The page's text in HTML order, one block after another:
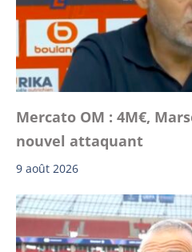
Mercato OM : 4M€,
nouvel attaquant
9 août 2026